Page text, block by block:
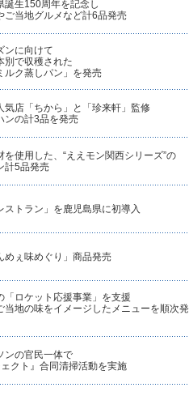
誕生150周年を記念し
ご当地グルメなど計6品発売
ンに向けて
別で収穫された
ルク蒸しパン」を発売
気店「ちから」と「珍来軒」監修
ンの計3品を発売
を使用した、“ええモン関西シリーズ”の
計5品発売
ストラン」を鹿児島県に初導入
めぇ味めぐり」商品発売
「ロケット応援事業」を支援
当地の味をイメージしたメニューを順次発
ンの官民一体で
ェクト』合同清掃活動を実施